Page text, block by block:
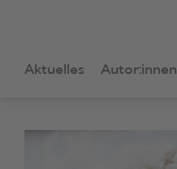
Aktuelles Autor:innen